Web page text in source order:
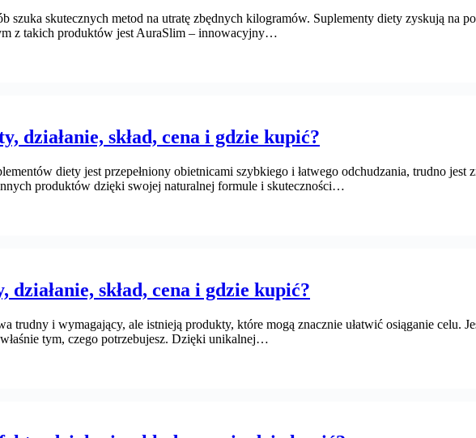
szuka skutecznych metod na utratę zbędnych kilogramów. Suplementy diety zyskują na
z takich produktów jest AuraSlim – innowacyjny…
działanie, skład, cena i gdzie kupić?
diety jest przepełniony obietnicami szybkiego i łatwego odchudzania, trudno
produktów dzięki swojej naturalnej formule i skuteczności…
skład, cena i gdzie kupić?
trudny i wymagający, ale istnieją produkty, które mogą znacznie ułatwić osiąganie celu.
tym, czego potrzebujesz. Dzięki unikalnej…